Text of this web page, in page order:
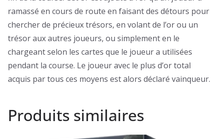
ramassé en cours de route en faisant des détours pour
chercher de précieux trésors, en volant de l’or ou un
trésor aux autres joueurs, ou simplement en le
chargeant selon les cartes que le joueur a utilisées
pendant la course. Le joueur avec le plus d’or total
acquis par tous ces moyens est alors déclaré vainqueur.
Produits similaires